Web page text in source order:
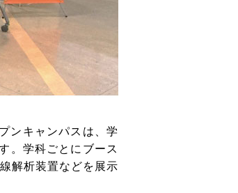
ンキャンパスは、学
。学科ごとにブース
解析装置などを展示